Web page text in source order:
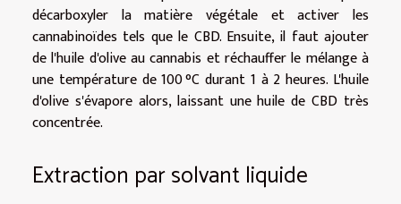
décarboxyler la matière végétale et activer les
cannabinoïdes tels que le CBD. Ensuite, il faut ajouter
de l'huile d'olive au cannabis et réchauffer le mélange à
une température de 100 °C durant 1 à 2 heures. L'huile
d'olive s'évapore alors, laissant une huile de CBD très
concentrée.
Extraction par solvant liquide